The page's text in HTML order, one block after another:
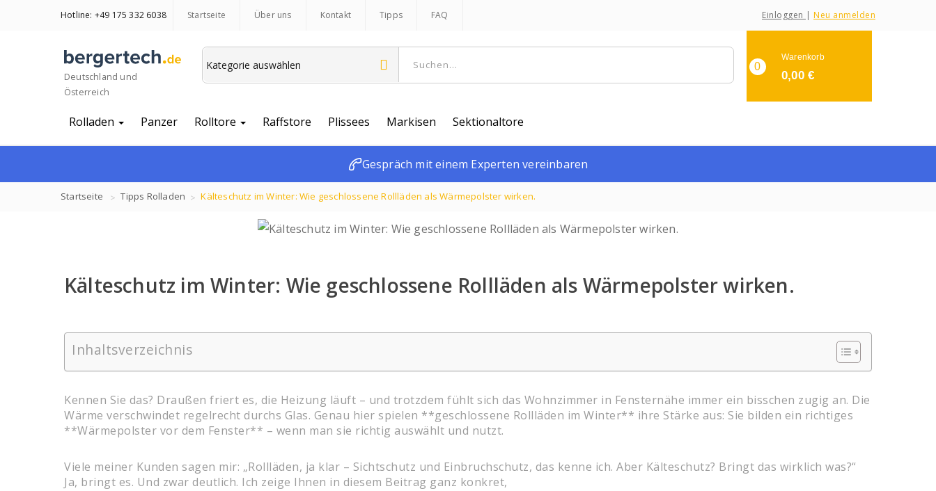
Hotline: +49 175 332 6038 Startseite Über uns Kontakt Tipps FAQ Einloggen | Neu anmelden
Deutschland und
Österreich
0
Warenkorb
0,00 €
Rolladen Panzer Rolltore Raffstore Plissees Markisen Sektionaltore
Gespräch mit einem Experten vereinbaren
Startseite Tipps Rolladen Kälteschutz im Winter: Wie geschlossene Rollläden als Wärmepolster wirken.
Kälteschutz im Winter: Wie geschlossene Rollläden als Wärmepolster wirken.
Inhaltsverzeichnis
Kennen Sie das? Draußen friert es, die Heizung läuft – und trotzdem fühlt sich das Wohnzimmer in Fensternähe immer ein bisschen zugig an. Die
Wärme verschwindet regelrecht durchs Glas. Genau hier spielen **geschlossene Rollläden im Winter** ihre Stärke aus: Sie bilden ein richtiges
**Wärmepolster vor dem Fenster** – wenn man sie richtig auswählt und nutzt.
Viele meiner Kunden sagen mir: „Rollläden, ja klar – Sichtschutz und Einbruchschutz, das kenne ich. Aber Kälteschutz? Bringt das wirklich was?“
Ja, bringt es. Und zwar deutlich. Ich zeige Ihnen in diesem Beitrag ganz konkret,